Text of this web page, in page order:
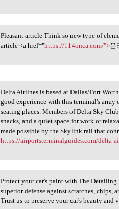
Pleasant article.Think so new
Pleasant article.Think so new type of
article <a href="https://114onca.com/">온
Delta Airlines is based at
Delta Airlines is based at Dallas/Fort
good experience with this terminal's
seating places. Members of Delta Sky
snacks, and a quiet space for work or
made possible by the Skylink rail that
https://airportsterminalguides.com/delta-
Protect your car's paint with
Protect your car's paint with The
superior defense against scratches, chips,
Trust us to preserve your car's beauty